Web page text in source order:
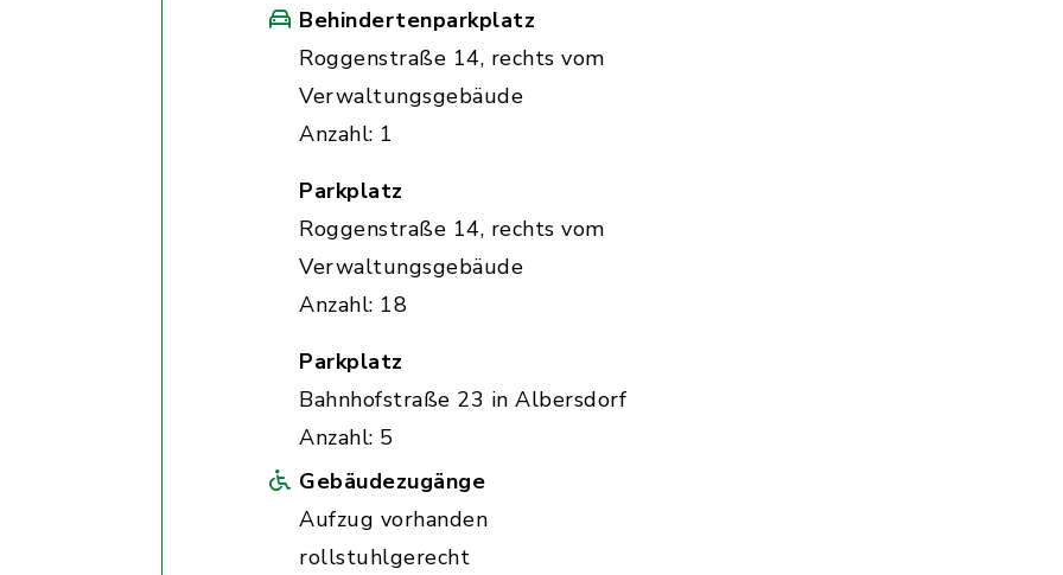
Behindertenparkplatz
Roggenstraße 14, rechts vom
Verwaltungsgebäude
Anzahl: 1
Parkplatz
Roggenstraße 14, rechts vom
Verwaltungsgebäude
Anzahl: 18
Parkplatz
Bahnhofstraße 23 in Albersdorf
Anzahl: 5
Gebäudezugänge
Aufzug vorhanden
rollstuhlgerecht